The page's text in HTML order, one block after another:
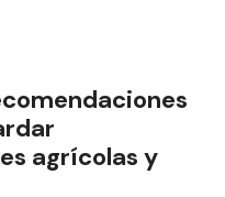
agrícolas y